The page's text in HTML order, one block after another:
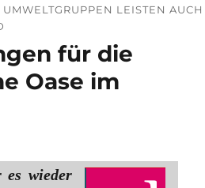
LEISTEN AUCH
für die
Oase im
es wieder